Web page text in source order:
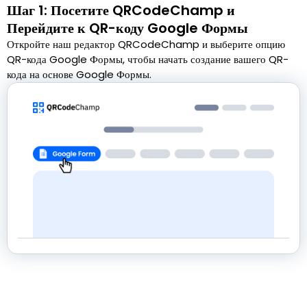
Шаг 1: Посетите QRCodeChamp и
Перейдите к QR-коду Google Формы
Откройте наш редактор QRCodeChamp и выберите опцию
QR-кода Google Формы, чтобы начать создание вашего QR-
кода на основе Google Формы.